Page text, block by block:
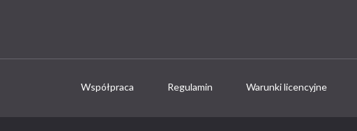
Współpraca Regulamin Warunki licencyjne